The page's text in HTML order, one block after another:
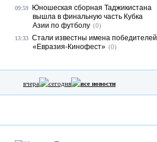
09:59
Юношеская сборная Таджикистана
вышла в финальную часть Кубка
Азии по футболу (0)
13:33 Стали известны имена победителей
«Евразия-Кинофест» (0)
вчера сегодня все новости